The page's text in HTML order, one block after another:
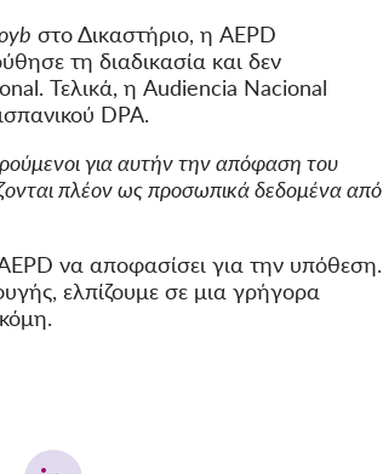
στο Δικαστήριο, η AEPD
τη διαδικασία και δεν
Τελικά, η Audiencia Nacional
DPA.
για αυτήν την απόφαση του
πλέον ως προσωπικά δεδομένα από
να αποφασίσει για την υπόθεση.
ελπίζουμε σε μια γρήγορα